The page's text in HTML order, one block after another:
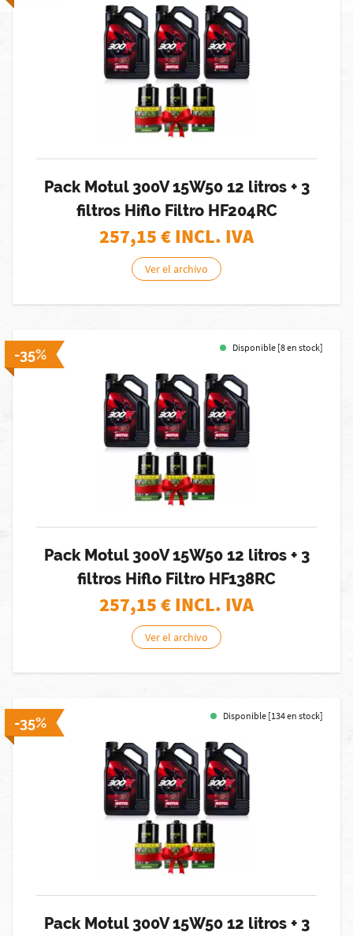
Pack Motul 300V 15W50 12 litros + 3
filtros Hiflo Filtro HF204RC
257,15€ INCL. IVA
Ver el archivo
-35% Disponible [8 en stock]
Pack Motul 300V 15W50 12 litros + 3
filtros Hiflo Filtro HF138RC
257,15€ INCL. IVA
Ver el archivo
-35% Disponible [134 en stock]
Pack Motul 300V 15W50 12 litros + 3